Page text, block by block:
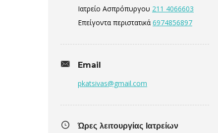
Ιατρείο Ασπρόπυργου 211 4066603
Επείγοντα περιστατικά 6974856897
Email
pkatsivas@gmail.com
Ώρες λειτουργίας Ιατρείων